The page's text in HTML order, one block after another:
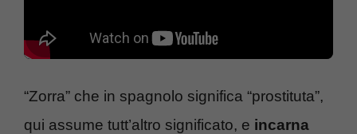
“Zorra” che in spagnolo significa “prostituta”,
qui assume tutt’altro significato, e incarna